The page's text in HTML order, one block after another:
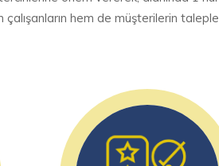
hem de müşterilerin